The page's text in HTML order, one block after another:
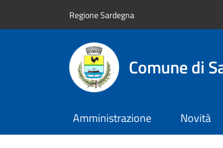
Regione Sardegna
Comune di
Amministrazione Novità